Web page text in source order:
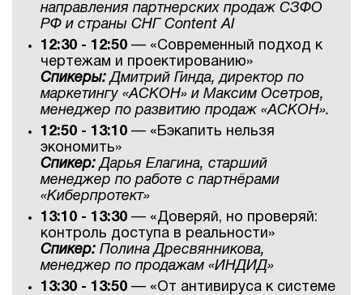
направления партнерских продаж СЗФО
РФ и страны СНГ Content AI
12:30 - 12:50 — «Современный подход к
чертежам и проектированию»
Спикеры: Дмитрий Гинда, директор по
маркетингу «АСКОН» и Максим Осетров,
менеджер по развитию продаж «АСКОН».
12:50 - 13:10 — «Бэкапить нельзя
экономить»
Спикер: Дарья Елагина, старший
менеджер по работе с партнёрами
«Киберпротект»
13:10 - 13:30 — «Доверяй, но проверяй:
контроль доступа в реальности»
Спикер: Полина Дресвянникова,
менеджер по продажам «ИНДИД»
13:30 - 13:50 — «От антивируса к системе